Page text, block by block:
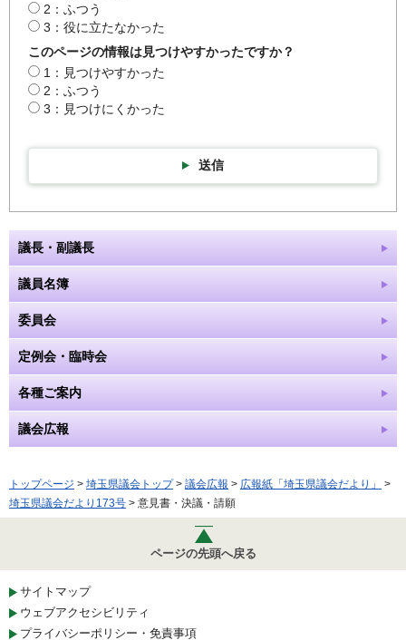
2：ふつう
3：役に立たなかった
このページの情報は見つけやすかったですか？
1：見つけやすかった
2：ふつう
3：見つけにくかった
送信
議長・副議長
議員名簿
委員会
定例会・臨時会
各種ご案内
議会広報
トップページ > 埼玉県議会トップ> 議会広報 > 広報紙「埼玉県議会だより」
>
埼玉県議会だより173号 > 意見書・決議・請願
ページの先頭へ戻る
サイトマップ
ウェブアクセシビリティ
プライバシーポリシー・免責事項